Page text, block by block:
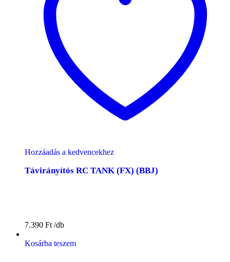
Hozzáadás a kedvencekhez
Távirányítós RC TANK (FX) (BBJ)
7.390 Ft
Kosárba teszem